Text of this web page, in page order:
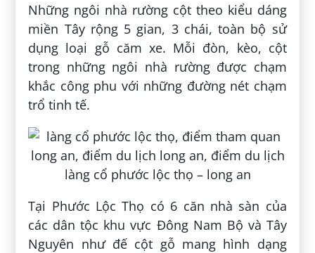
Những ngôi nhà rường cột theo kiểu dáng
miền Tây rộng 5 gian, 3 chái, toàn bộ sử
dụng loại gỗ căm xe. Mỗi đòn, kèo, cột
trong những ngôi nhà rường được chạm
khắc công phu với những đường nét chạm
trổ tinh tế.
Tại Phước Lộc Thọ có 6 căn nhà sàn của
các dân tộc khu vực Đông Nam Bộ và Tây
Nguyên như đế cột gỗ mang hình dạng